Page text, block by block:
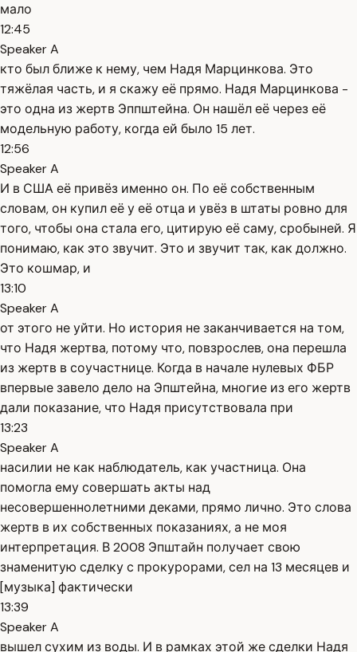
мало
12:45
Speaker A
кто был ближе к нему, чем Надя Марцинкова. Это
тяжёлая часть, и я скажу её прямо. Надя Марцинкова -
это одна из жертв Эппштейна. Он нашёл её через её
модельную работу, когда ей было 15 лет.
12:56
Speaker A
И в США её привёз именно он. По её собственным
словам, он купил её у её отца и увёз в штаты ровно для
того, чтобы она стала его, цитирую её саму, сробыней. Я
понимаю, как это звучит. Это и звучит так, как должно.
Это кошмар, и
13:10
Speaker A
от этого не уйти. Но история не заканчивается на том,
что Надя жертва, потому что, повзрослев, она перешла
из жертв в соучастнице. Когда в начале нулевых ФБР
впервые завело дело на Эпштейна, многие из его жертв
дали показание, что Надя присутствовала при
13:23
Speaker A
насилии не как наблюдатель, как участница. Она
помогла ему совершать акты над
несовершеннолетними деками, прямо лично. Это слова
жертв в их собственных показаниях, а не моя
интерпретация. В 2008 Эпштайн получает свою
знаменитую сделку с прокурорами, сел на 13 месяцев и
[музыка] фактически
13:39
Speaker A
вышел сухим из воды. И в рамках этой же сделки Надя